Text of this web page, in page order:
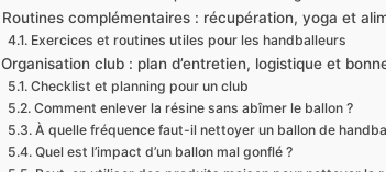
Routines complémentaires : récupération, yoga et
Exercices et routines utiles pour les handballeurs
Organisation club : plan d’entretien, logistique et
Checklist et planning pour un club
Comment enlever la résine sans abîmer le ballon ?
À quelle fréquence faut-il nettoyer un ballon de
Quel est l’impact d’un ballon mal gonflé ?